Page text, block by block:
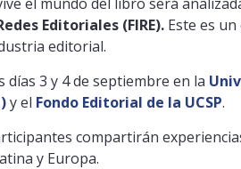
Editoriales (FIRE). Este es
editorial.
días 3 y 4 de septiembre en la
y el Fondo Editorial de la UCSP.
compartirán
y Europa.